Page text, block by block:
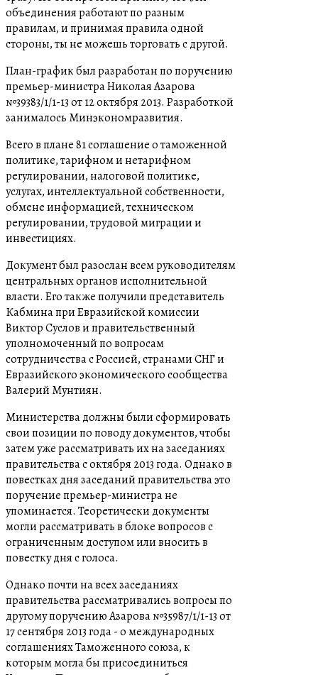
объединения работают по разным
правилам, и принимая правила одной
стороны, ты не можешь торговать с другой.
План-график был разработан по поручению
премьер-министра Николая Азарова
№39383/1/1-13 от 12 октября 2013. Разработкой
занималось Минэкономразвития.
Всего в плане 81 соглашение о таможенной
политике, тарифном и нетарифном
регулировании, налоговой политике,
услугах, интеллектуальной собственности,
обмене информацией, техническом
регулировании, трудовой миграции и
инвестициях.
Документ был разослан всем руководителям
центральных органов исполнительной
власти. Его также получили представитель
Кабмина при Евразийской комиссии
Виктор Суслов и правительственный
уполномоченный по вопросам
сотрудничества с Россией, странами СНГ и
Евразийского экономического сообщества
Валерий Мунтиян.
Министерства должны были сформировать
свои позиции по поводу документов, чтобы
затем уже рассматривать их на заседаниях
правительства с октября 2013 года. Однако в
повестках дня заседаний правительства это
поручение премьер-министра не
упоминается. Теоретически документы
могли рассматривать в блоке вопросов с
ограниченным доступом или вносить в
повестку дня с голоса.
Однако почти на всех заседаниях
правительства рассматривались вопросы по
другому поручению Азарова №35987/1/1-13 от
17 сентября 2013 года - о международных
соглашениях Таможенного союза, к
которым могла бы присоединиться